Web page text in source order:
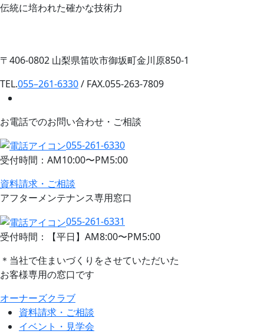
伝統に培われた確かな技術力
〒406-0802 山梨県笛吹市御坂町金川原850-1
TEL.055–261-6330/ FAX.055-263-7809
お電話でのお問い合わせ・ご相談
055-261-6330
受付時間：AM10:00〜PM5:00
資料請求・ご相談
アフターメンテナンス専用窓口
055-261-6331
受付時間：【平日】AM8:00〜PM5:00
＊当社で住まいづくりをさせていただいた
お客様専用の窓口です
オーナーズクラブ
資料請求・ご相談
イベント・見学会